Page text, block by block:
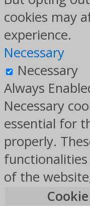
cookies may
experience.
Necessary
Necessary
Always
Necessary
essential for
properly.
of the
Cookie